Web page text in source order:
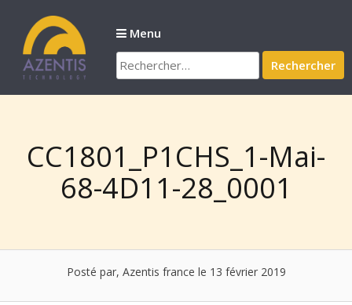
contenu
Menu
Rechercher :
CC1801_P1CHS_1-Mai-
68-4D11-28_0001
Posté par, Azentis france le 13 février 2019